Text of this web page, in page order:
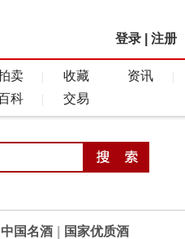
登录 注册
卖 收藏
资讯
科 交易
中国名酒 国家优质酒